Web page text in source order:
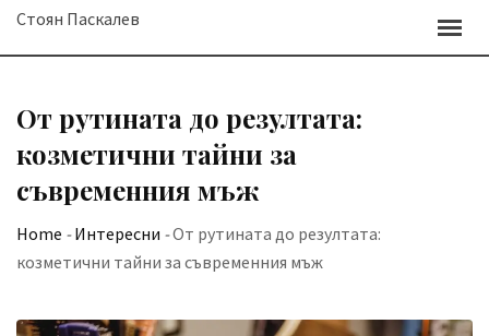
SkipСтоян Паскалев
От рутината до резултата:
козметични тайни за
съвременния мъж
Home -Интересни -От рутината до резултата:
козметични тайни за съвременния мъж